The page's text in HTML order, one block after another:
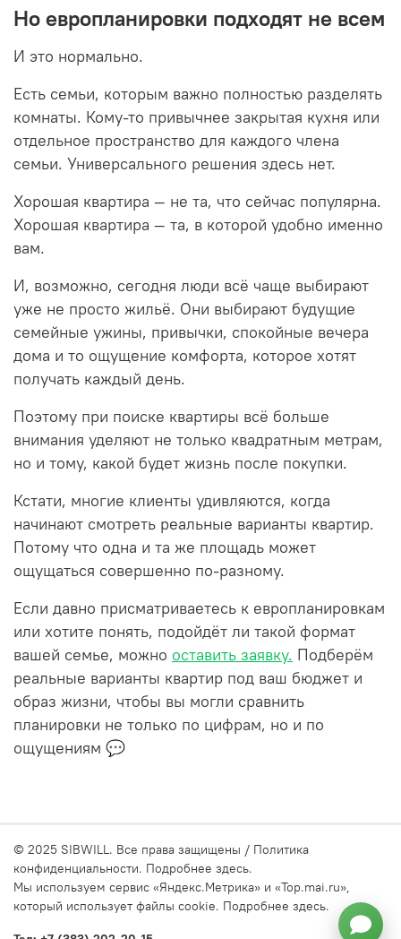
Но европланировки подходят не всем
И это нормально.
Есть семьи, которым важно полностью разделять
комнаты. Кому-то привычнее закрытая кухня или
отдельное пространство для каждого члена
семьи. Универсального решения здесь нет.
Хорошая квартира — не та, что сейчас популярна.
Хорошая квартира — та, в которой удобно именно
вам.
И, возможно, сегодня люди всё чаще выбирают
уже не просто жильё. Они выбирают будущие
семейные ужины, привычки, спокойные вечера
дома и то ощущение комфорта, которое хотят
получать каждый день.
Поэтому при поиске квартиры всё больше
внимания уделяют не только квадратным метрам,
но и тому, какой будет жизнь после покупки.
Кстати, многие клиенты удивляются, когда
начинают смотреть реальные варианты квартир.
Потому что одна и та же площадь может
ощущаться совершенно по-разному.
Если давно присматриваетесь к европланировкам
или хотите понять, подойдёт ли такой формат
вашей семье, можно оставить заявку. Подберём
реальные варианты квартир под ваш бюджет и
образ жизни, чтобы вы могли сравнить
планировки не только по цифрам, но и по
ощущениям 💬
© 2025 SIBWILL. Все права защищены / Политика
конфиденциальности. Подробнее здесь.
Мы используем сервис «Яндекс.Метрика» и «Top.mai.ru»,
который использует файлы cookie. Подробнее здесь.